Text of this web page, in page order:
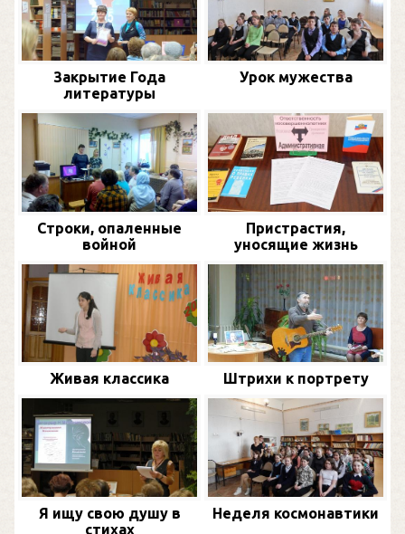
Закрытие Года
литературы
Урок мужества
Строки, опаленные
войной
Пристрастия,
уносящие жизнь
Живая классика Штрихи к портрету
Я ищу свою душу в
стихах
Неделя космонавтики